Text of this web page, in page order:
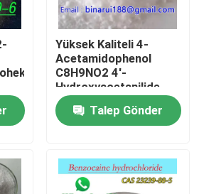
Yüksek Kaliteli 4-
Acetamidophenol
C8H9NO2 4'-
Hydroxyacetanilide
CAS 103-90-2
Talep Gönder